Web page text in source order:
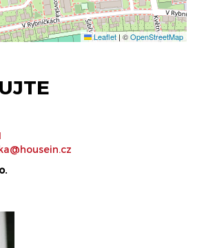
Leaflet | ©OpenStreetMap